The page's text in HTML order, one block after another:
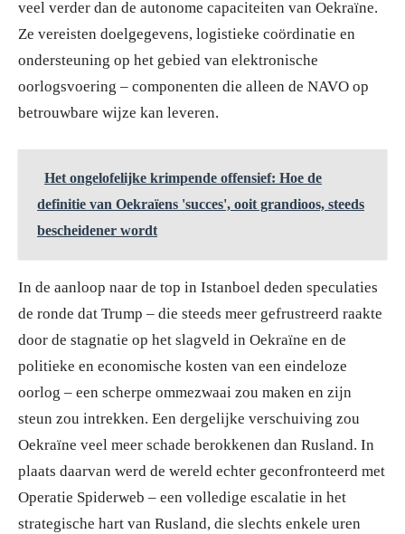
veel verder dan de autonome capaciteiten van Oekraïne.
Ze vereisten doelgegevens, logistieke coördinatie en
ondersteuning op het gebied van elektronische
oorlogsvoering – componenten die alleen de NAVO op
betrouwbare wijze kan leveren.
Het ongelofelijke krimpende offensief: Hoe de
definitie van Oekraïens 'succes', ooit grandioos, steeds
bescheidener wordt
In de aanloop naar de top in Istanboel deden speculaties
de ronde dat Trump – die steeds meer gefrustreerd raakte
door de stagnatie op het slagveld in Oekraïne en de
politieke en economische kosten van een eindeloze
oorlog – een scherpe ommezwaai zou maken en zijn
steun zou intrekken. Een dergelijke verschuiving zou
Oekraïne veel meer schade berokkenen dan Rusland. In
plaats daarvan werd de wereld echter geconfronteerd met
Operatie Spiderweb – een volledige escalatie in het
strategische hart van Rusland, die slechts enkele uren